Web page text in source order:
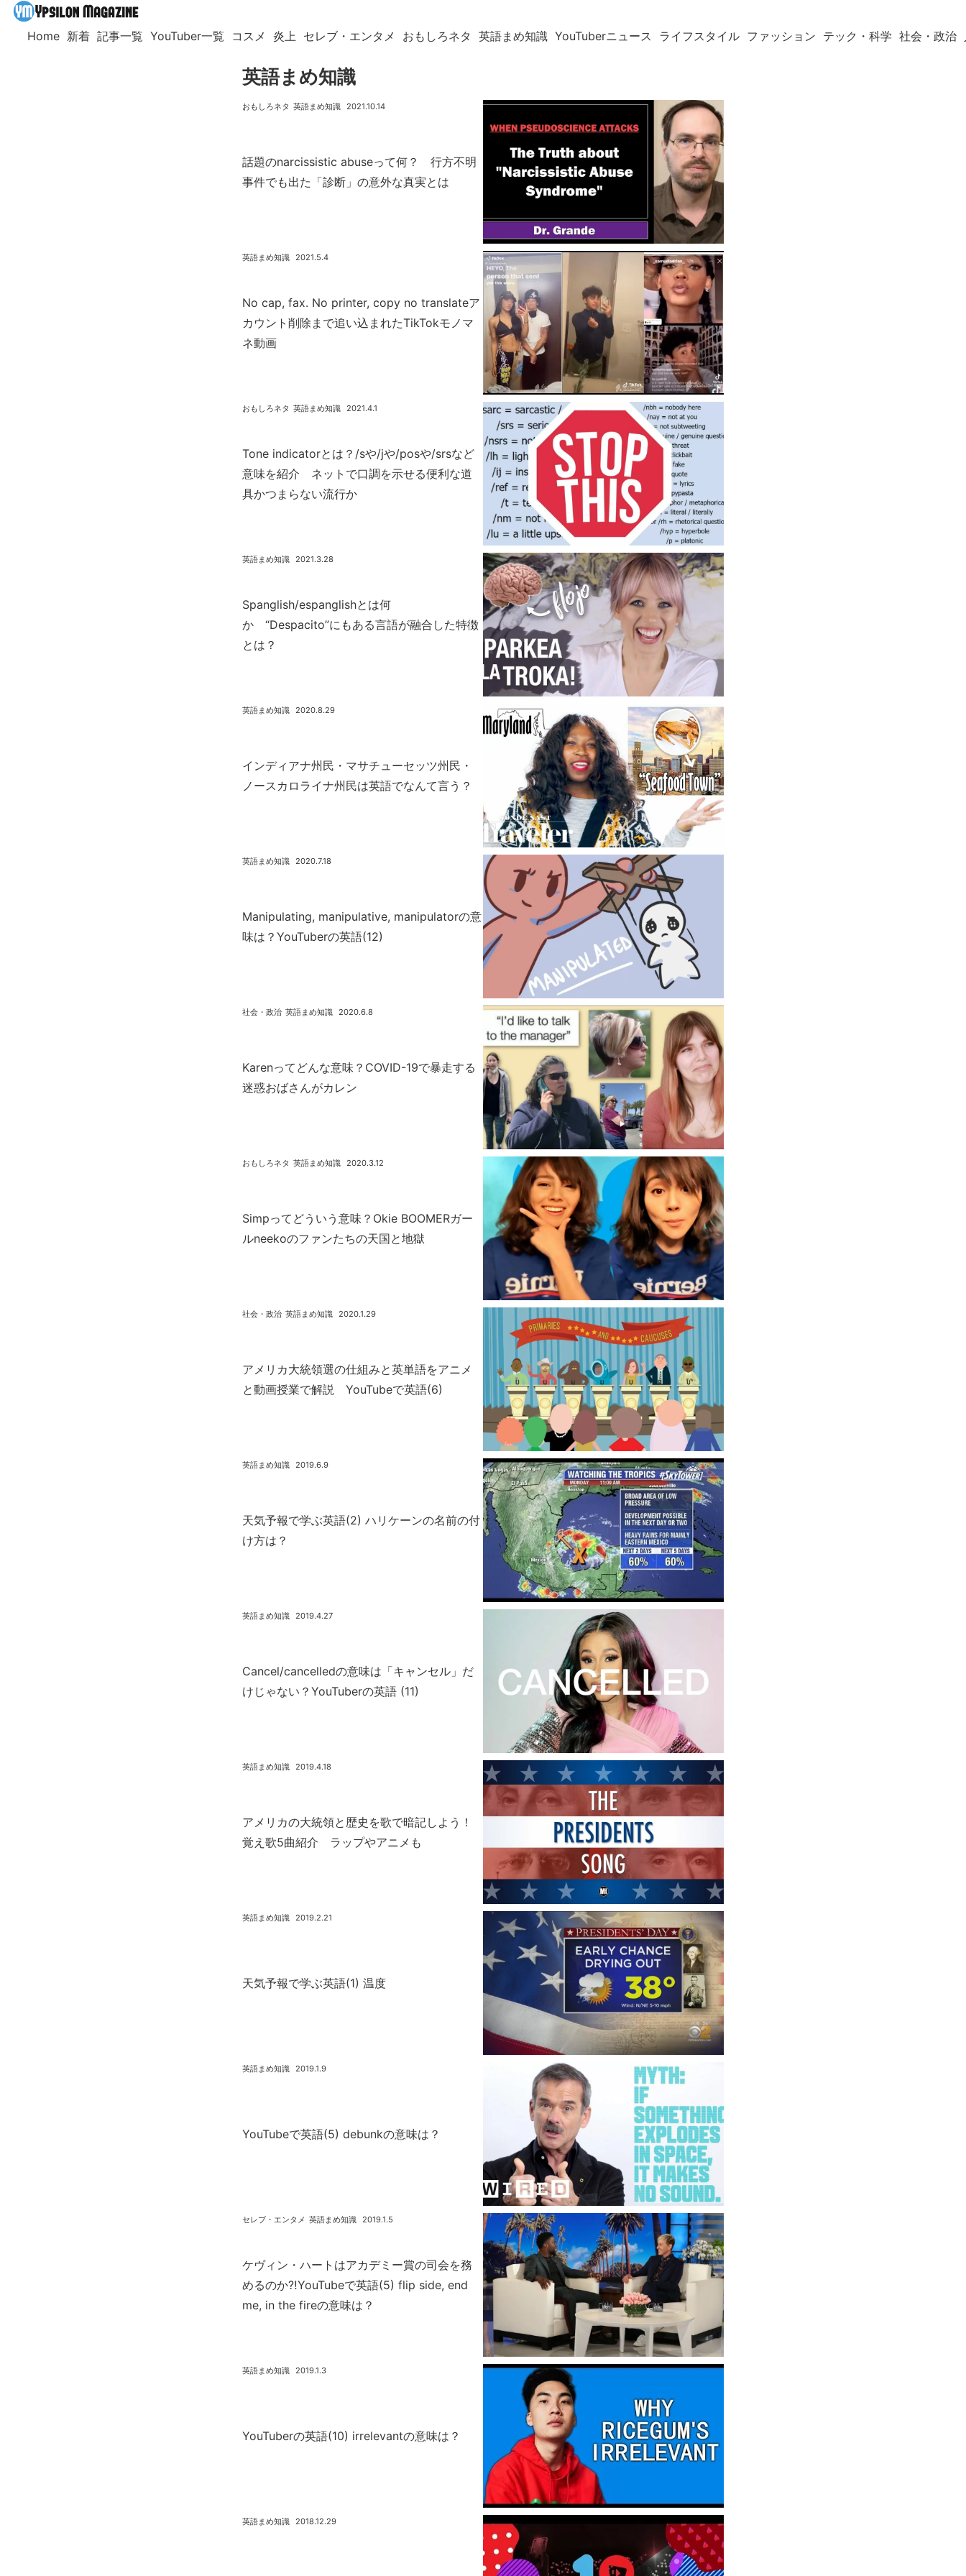
Home 新着 記事一覧 YouTuber一覧 コスメ 炎上 セレブ・エンタメ おもしろネタ 英語まめ知識 YouTuberニュース ライフスタイル ファッション テック・科学 社会・政治
英語まめ知識
話題のnarcissistic abuseって何？ 行方不明
事件でも出た「診断」の意外な真実とは
2021.10.14
おもしろネタ 英語まめ知識
No cap, fax. No printer, copy no translateア
カウント削除まで追い込まれたTikTokモノマ
ネ動画
2021.5.4
英語まめ知識
Tone indicatorとは？/sや/jや/posや/srsなど
意味を紹介 ネットで口調を示せる便利な道
具かつまらない流行か
2021.4.1
おもしろネタ 英語まめ知識
Spanglish/espanglishとは何
か “Despacito”にもある言語が融合した特徴
とは？
2021.3.28
英語まめ知識
インディアナ州民・マサチューセッツ州民・
ノースカロライナ州民は英語でなんて言う？
2020.8.29
英語まめ知識
Manipulating, manipulative, manipulatorの意
味は？YouTuberの英語(12)
2020.7.18
英語まめ知識
Karenってどんな意味？COVID-19で暴走する
迷惑おばさんがカレン
2020.6.8
社会・政治 英語まめ知識
Simpってどういう意味？Okie BOOMERガー
ルneekoのファンたちの天国と地獄
2020.3.12
おもしろネタ 英語まめ知識
アメリカ大統領選の仕組みと英単語をアニメ
と動画授業で解説 YouTubeで英語(6)
2020.1.29
社会・政治 英語まめ知識
天気予報で学ぶ英語(2) ハリケーンの名前の付
け方は？
2019.6.9
英語まめ知識
Cancel/cancelledの意味は「キャンセル」だ
けじゃない？YouTuberの英語 (11)
2019.4.27
英語まめ知識
アメリカの大統領と歴史を歌で暗記しよう！
覚え歌5曲紹介 ラップやアニメも
2019.4.18
英語まめ知識
天気予報で学ぶ英語(1) 温度
2019.2.21
英語まめ知識
YouTubeで英語(5) debunkの意味は？
2019.1.9
英語まめ知識
ケヴィン・ハートはアカデミー賞の司会を務
めるのか⁈YouTubeで英語(5) flip side, end
me, in the fireの意味は？
2019.1.5
セレブ・エンタメ 英語まめ知識
YouTuberの英語(10) irrelevantの意味は？
2019.1.3
英語まめ知識
2018.12.29
英語まめ知識